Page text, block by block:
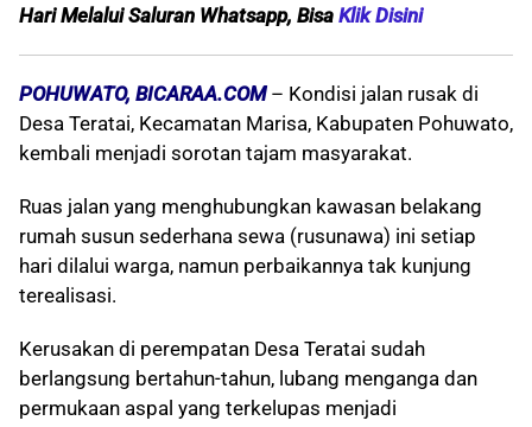
Hari Melalui Saluran Whatsapp, Bisa Klik Disini
POHUWATO, BICARAA.COM– Kondisi jalan rusak di
Desa Teratai, Kecamatan Marisa, Kabupaten Pohuwato,
kembali menjadi sorotan tajam masyarakat.
Ruas jalan yang menghubungkan kawasan belakang
rumah susun sederhana sewa (rusunawa) ini setiap
hari dilalui warga, namun perbaikannya tak kunjung
terealisasi.
Kerusakan di perempatan Desa Teratai sudah
berlangsung bertahun-tahun, lubang menganga dan
permukaan aspal yang terkelupas menjadi